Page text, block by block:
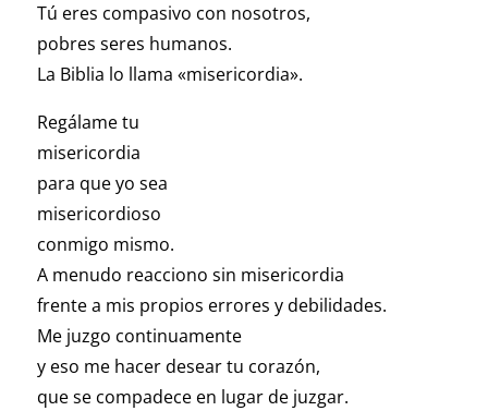
Tú eres compasivo con nosotros,
pobres seres humanos.
La Biblia lo llama «misericordia».
Regálame tu
misericordia
para que yo sea
misericordioso
conmigo mismo.
A menudo reacciono sin misericordia
frente a mis propios errores y debilidades.
Me juzgo continuamente
y eso me hacer desear tu corazón,
que se compadece en lugar de juzgar.